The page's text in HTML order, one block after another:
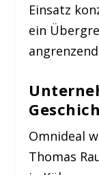
Einsatz
ein
Omnideal
Thomas